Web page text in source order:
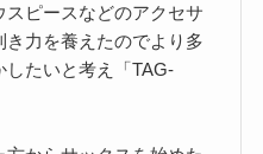
ピースなどのアクセサ
き力を養えたのでより多
したいと考え「TAG-